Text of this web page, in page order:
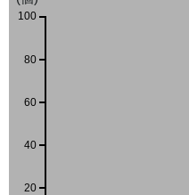
20
40
60
80
100